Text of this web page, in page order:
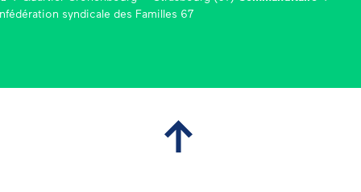
syndicale des Familles 67